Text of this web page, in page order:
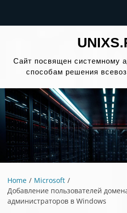
Сайт посвящен системному
способам решения
Home
Microsoft
Добавление пользователей
администраторов в Windows